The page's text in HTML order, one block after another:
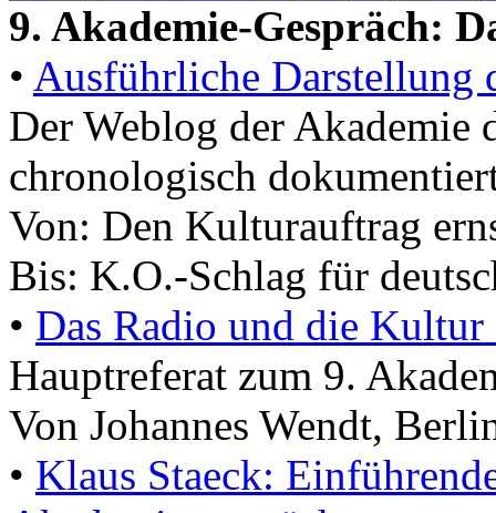
9. Akademie-Gespräch:
• Ausführliche Darstellung
Der Weblog der
chronologisch
Von: Den Kulturauftrag
Bis: K.O.-Schlag für
• Das Radio und die
Hauptreferat zum 9.
Von Johannes Wendt,
• Klaus Staeck: